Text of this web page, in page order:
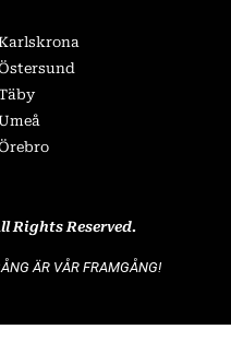
Rights Reserved.
ÄR VÅR FRAMGÅNG!